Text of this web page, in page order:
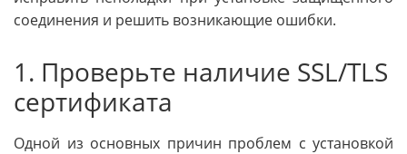
соединения и решить возникающие ошибки.
1. Проверьте наличие SSL/TLS
сертификата
Одной из основных причин проблем с установкой